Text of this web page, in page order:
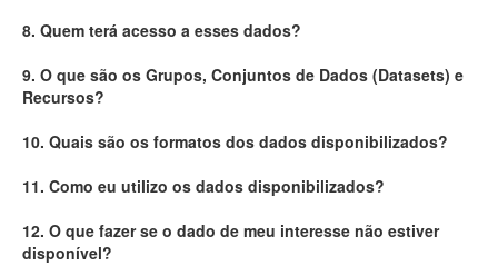
Contato
8. Quem terá acesso a esses dados?
9. O que são os Grupos, Conjuntos de Dados (Datasets) e
Recursos?
10. Quais são os formatos dos dados disponibilizados?
11. Como eu utilizo os dados disponibilizados?
12. O que fazer se o dado de meu interesse não estiver
disponível?